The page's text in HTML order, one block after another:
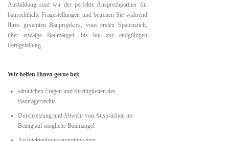
Ausbildung sind wir der perfekte Ansprechpartner für
baurechtliche Fragestellungen und betreuen Sie während
Ihres gesamten Bauprojektes, vom ersten Spatenstich,
über etwaige Baumängel, bis hin zur endgültigen
Fertigstellung.
Wir helfen Ihnen gerne bei:
sämtlichen Fragen und Streitigkeiten des
Bauträgerrechts
Durchsetzung und Abwehr von Ansprüchen im
Bezug auf mögliche Baumängel